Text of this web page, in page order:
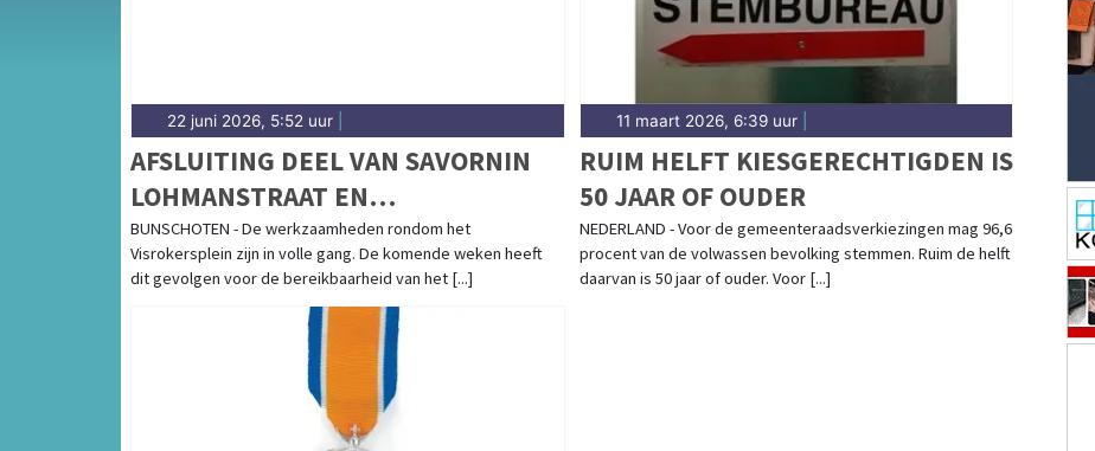
22 juni 2026, 5:52 uur
AFSLUITING DEEL VAN SAVORNIN
LOHMANSTRAAT EN
BROERSWETERING
BUNSCHOTEN - De werkzaamheden rondom het
Visrokersplein zijn in volle gang. De komende weken heeft
dit gevolgen voor de bereikbaarheid van het [...]
11 maart 2026, 6:39 uur|
RUIM HELFT KIESGERECHTIGDEN IS
50 JAAR OF OUDER
NEDERLAND - Voor de gemeenteraadsverkiezingen mag 96,6
procent van de volwassen bevolking stemmen. Ruim de helft
daarvan is 50 jaar of ouder. Voor [...]